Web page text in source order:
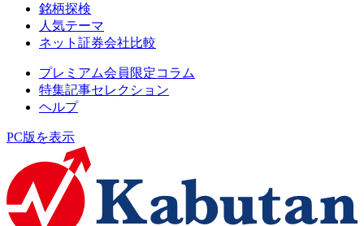
銘柄探検
人気テーマ
ネット証券会社比較
プレミアム会員限定コラム
特集記事セレクション
ヘルプ
PC版を表示